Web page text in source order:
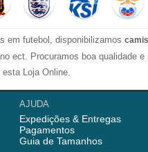
em futebol, disponibilizamos
ect. Procuramos boa qualidade e
Loja Online.
futebol com alta qualidade para
dos clubes, como Benfica,
de treino, camisola treino,
AJUDA
Expedições & Entregas
Pagamentos
Guia de Tamanhos